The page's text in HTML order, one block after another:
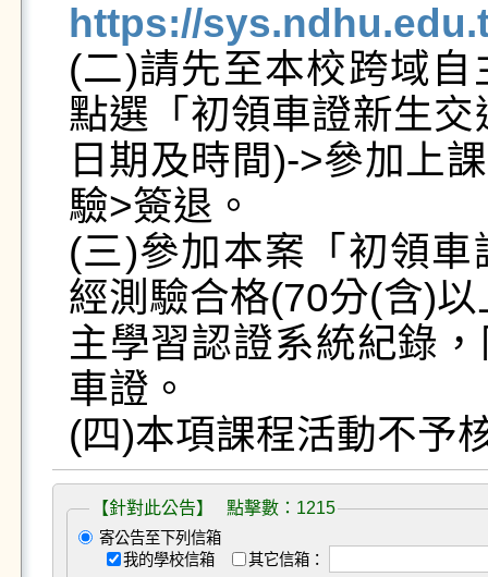
https://
(二)請先至本校跨域
點選「初領車證新生
日期及時間)->參加上
驗>簽退。
(三)參加本案「初領
經測驗合格(70分(含)
主學習認證系統紀錄
車證。
(四)本項課程活動不予
【針對此公告】 點擊數：1215
寄公告至下列信箱
我的學校信箱
其它信箱：